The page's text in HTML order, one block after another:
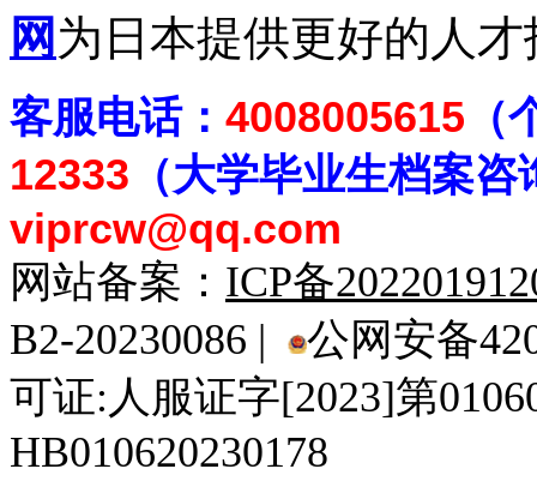
网 为日本提供更好的人
客服电话： 4008005615
12333 （大学毕业生档案咨
viprcw@qq.com
网站备案： ICP备
B2-20230086 |
公网安备
可证:人服证字[2023]第
HB010620230178